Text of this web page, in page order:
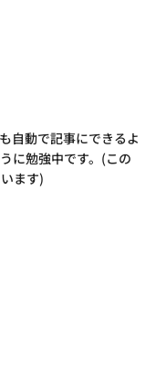
自動で記事にできるよ
に勉強中です。(この
ます)